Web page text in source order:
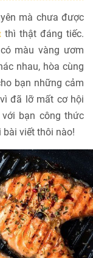
mà chưa được
thì thật đáng tiếc.
màu vàng ươm
nhau, hòa cùng
bạn những cảm
đã lỡ mất cơ hội
bạn công thức
bài viết thôi nào!